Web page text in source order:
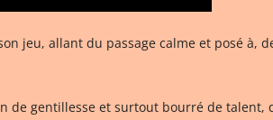
jeu, allant du passage calme et posé à,
de gentillesse et surtout bourré de